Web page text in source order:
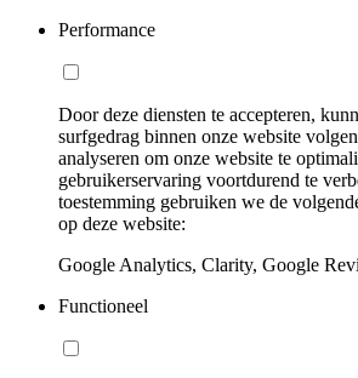
Performance
Door deze diensten te accepteren,
surfgedrag binnen onze website
analyseren om onze website te
gebruikerservaring voortdurend te
toestemming gebruiken we de
op deze website:
Google Analytics, Clarity, Google
Functioneel